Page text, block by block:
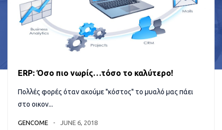
ERP: Όσο πιο νωρίς…τόσο το καλύτερο!
Πολλές φορές όταν ακούμε "κόστος" το μυαλό μας πάει
στο οικον...
GENCOME JUNE 6, 2018